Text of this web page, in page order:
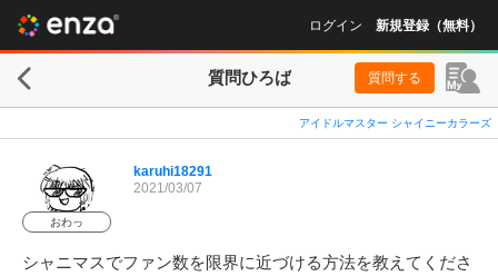
ログイン 新規登録（無料）
質問ひろば 質問する
アイドルマスター シャイニーカラーズ
おわっ
karuhi18291
2021/03/07
シャニマスでファン数を限界に近づける方法を教えてくださ